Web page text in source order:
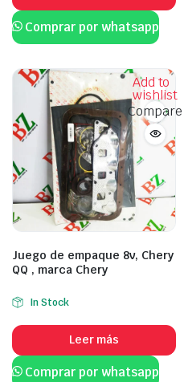
Comprar por whatsapp
Add to
wishlist
Compare
Juego de empaque 8v, Chery
QQ , marca Chery
In Stock
Leer más
Comprar por whatsapp